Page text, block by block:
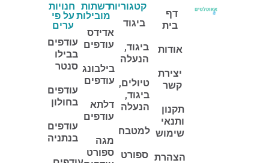
דף
בית
אודות
יצירת
קשר
תקנון
ותנאי
שימוש
הצהרת
קטגוריות
ביגוד
ביגוד,
הנעלה
טיולים,
ביגוד,
הנעלה
למטבח
ספורט
רשתות
מובילות
אדידס
עודפים
בילבונג
עודפים
דלתא
עודפים
מגה
ספורט
חנויות
על פי
ערים
עודפים
בבילו
סנטר
עודפים
בחולון
עודפים
בנתניה